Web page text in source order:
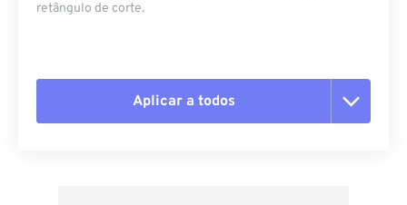
retângulo de corte.
Aplicar a todos